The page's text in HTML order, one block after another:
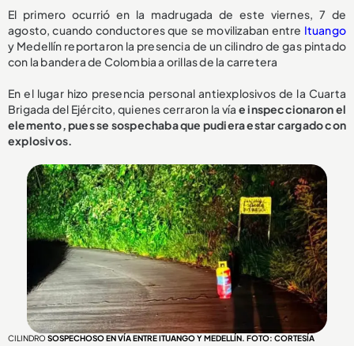
El primero ocurrió en la madrugada de este viernes, 7 de
agosto, cuando conductores que se movilizaban entre Ituango
y Medellín reportaron la presencia de un cilindro de gas pintado
con la bandera de Colombia a orillas de la carretera
En el lugar hizo presencia personal antiexplosivos de la Cuarta
Brigada del Ejército, quienes cerraron la vía e inspeccionaron el
elemento, pues se sospechaba que pudiera estar cargado con
explosivos.
CILINDRO SOSPECHOSO EN VÍA ENTRE ITUANGO Y MEDELLÍN. FOTO: CORTESÍA